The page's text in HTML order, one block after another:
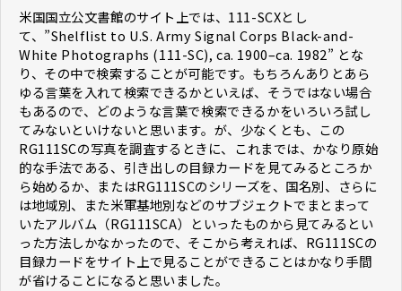
米国国立公文書館のサイト上では、111-SCXとし
て、”Shelflist to U.S. Army Signal Corps Black-and-
White Photographs (111-SC), ca. 1900–ca. 1982” とな
り、その中で検索することが可能です。もちろんありとあら
ゆる言葉を入れて検索できるかといえば、そうではない場合
もあるので、どのような言葉で検索できるかをいろいろ試し
てみないといけないと思います。が、少なくとも、この
RG111SCの写真を調査するときに、これまでは、かなり原始
的な手法である、引き出しの目録カードを見てみるところか
ら始めるか、またはRG111SCのシリーズを、国名別、さらに
は地域別、また米軍基地別などのサブジェクトでまとまって
いたアルバム（RG111SCA）といったものから見てみるとい
った方法しかなかったので、そこから考えれば、RG111SCの
目録カードをサイト上で見ることができることはかなり手間
が省けることになると思いました。